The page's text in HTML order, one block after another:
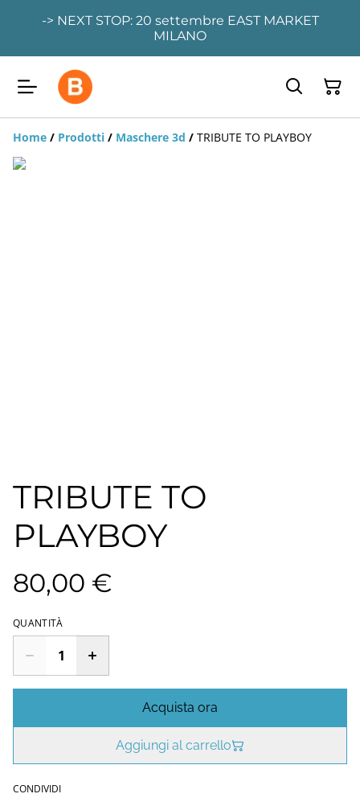
-> NEXT STOP: 20 settembre EAST MARKET
MILANO
Home / Prodotti / Maschere 3d / TRIBUTE TO PLAYBOY
TRIBUTE TO
PLAYBOY
80,00 €
QUANTITÀ
Acquista ora
Aggiungi al carrello
CONDIVIDI